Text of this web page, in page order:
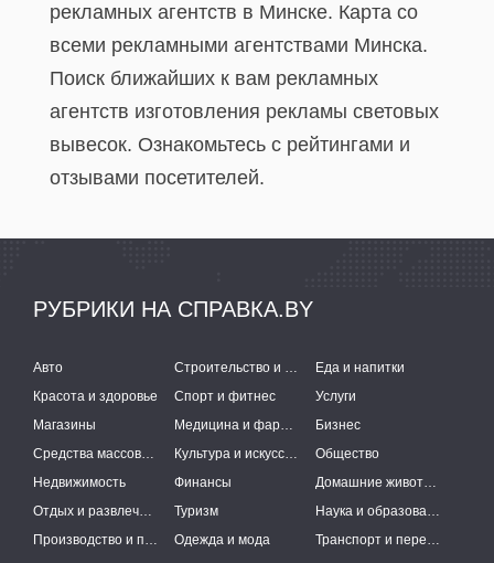
рекламных агентств в Минске. Карта со
всеми рекламными агентствами Минска.
Поиск ближайших к вам рекламных
агентств изготовления рекламы световых
вывесок. Ознакомьтесь с рейтингами и
отзывами посетителей.
РУБРИКИ НА СПРАВКА.BY
Авто Строительство и ремонт
Еда и напитки
Красота и здоровье
Спорт и фитнес
Услуги
Магазины
Медицина и фармацевтика
Бизнес
Средства массовой информации
Культура и искусство
Общество
Недвижимость
Финансы
Домашние животные
Отдых и развлечения
Туризм
Наука и образование
Производство и поставки
Одежда и мода
Транспорт и перевозки